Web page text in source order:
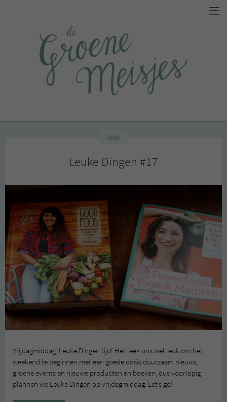
2015
Leuke Dingen #17
Vrijdagmiddag, Leuke Dingen tijd! Het leek ons wel leuk om het
weekend te beginnen met een goede dosis duurzaam nieuws,
groene events en nieuwe producten en boeken, dus voorlopig
plannen we Leuke Dingen op vrijdagmiddag. Let’s go!